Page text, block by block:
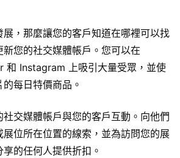
，那麼讓您的客戶知道在哪裡可以找
您的社交媒體帳戶。您可以在
和 Instagram 上吸引大量受眾，並使
每日特價商品。
交媒體帳戶與您的客戶互動。向他們
位所在位置的線索，並為訪問您的展
的任何人提供折扣。